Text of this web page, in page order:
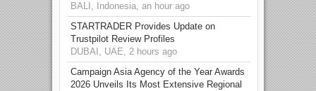
BALI, Indonesia, an hour ago
STARTRADER Provides Update on
Trustpilot Review Profiles
DUBAI, UAE, 2 hours ago
Campaign Asia Agency of the Year Awards
2026 Unveils Its Most Extensive Regional